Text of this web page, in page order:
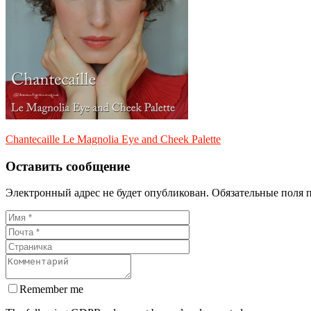
Chantecaille Le Magnolia Eye and Cheek Palette
Оставить сообщение
Электронный адрес не будет опубликован. Обязательные
Remember me